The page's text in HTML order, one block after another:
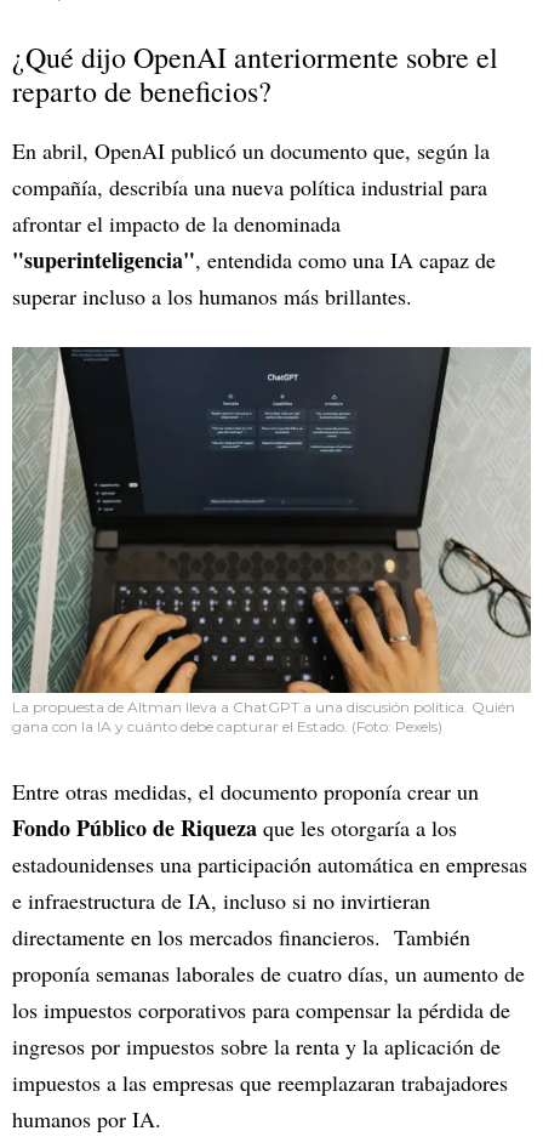
¿Qué dijo OpenAI anteriormente sobre el
reparto de beneficios?
En abril, OpenAI publicó un documento que, según la
compañía, describía una nueva política industrial para
afrontar el impacto de la denominada
"superinteligencia", entendida como una IA capaz de
superar incluso a los humanos más brillantes.
La propuesta de Altman lleva a ChatGPT a una discusión política. Quién
gana con la IA y cuánto debe capturar el Estado. (Foto: Pexels)
Entre otras medidas, el documento proponía crear un
Fondo Público de Riqueza que les otorgaría a los
estadounidenses una participación automática en empresas
e infraestructura de IA, incluso si no invirtieran
directamente en los mercados financieros. También
proponía semanas laborales de cuatro días, un aumento de
los impuestos corporativos para compensar la pérdida de
ingresos por impuestos sobre la renta y la aplicación de
impuestos a las empresas que reemplazaran trabajadores
humanos por IA.